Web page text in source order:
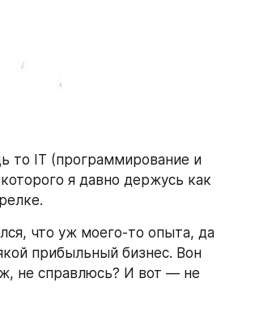
то IT (программирование и
я давно держусь как
что уж моего-то опыта, да
прибыльный бизнес. Вон
не справлюсь? И вот — не